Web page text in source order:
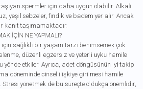
spermler için daha uygun olabilir. Alkali
yeşil sebzeler, fındık ve badem yer alır. Ancak
kanıt taşımamaktadır.
İÇIN NE YAPMALI?
sağlıklı bir yaşam tarzı benimsemek çok
düzenli egzersiz ve yeterli uyku hamile
yönde etkiler. Ayrıca, adet döngüsünün iyi takip
döneminde cinsel ilişkiye girilmesi hamile
Stresi yönetmek de bu süreçte oldukça önemlidir,